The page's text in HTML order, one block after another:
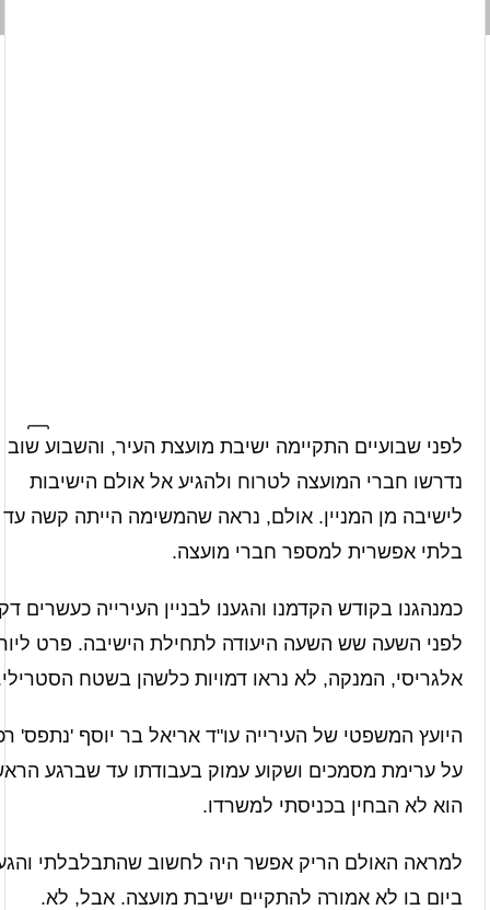
לפני שבועיים התקיימה ישיבת מועצת העיר, והשבוע שוב
נדרשו חברי המועצה לטרוח ולהגיע אל אולם הישיבות
לישיבה מן המניין. אולם, נראה שהמשימה הייתה קשה עד
בלתי אפשרית למספר חברי מועצה.
כמנהגנו בקודש הקדמנו והגענו לבניין העירייה כעשרים
לפני השעה שש השעה היעודה לתחילת הישיבה. פרט
אלגריסי, המנקה, לא נראו דמויות כלשהן בשטח
היועץ המשפטי של העירייה עו"ד אריאל בר יוסף 'נתפס'
על ערימת מסמכים ושקוע עמוק בעבודתו עד שברגע
הוא לא הבחין בכניסתי למשרדו.
למראה האולם הריק אפשר היה לחשוב שהתבלבלתי
ביום בו לא אמורה להתקיים ישיבת מועצה. אבל, לא.